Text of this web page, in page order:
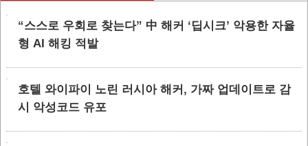
“스스로 우회로 찾는다” 中 해커 ‘딥시크’ 악용한 자율
형 AI 해킹 적발
호텔 와이파이 노린 러시아 해커, 가짜 업데이트로 감
시 악성코드 유포